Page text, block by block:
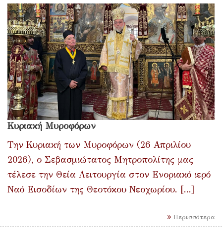
Κυριακή Μυροφόρων
Την Κυριακή των Μυροφόρων (26 Απριλίου
2026), ο Σεβασμιώτατος Μητροπολίτης μας
τέλεσε την Θεία Λειτουργία στον Ενοριακό ιερό
Ναό Εισοδίων της Θεοτόκου Νεοχωρίου. [...]
Περισσότερα